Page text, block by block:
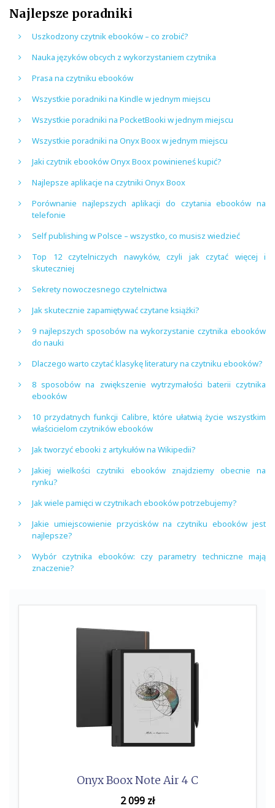
Najlepsze poradniki
Uszkodzony czytnik ebooków – co zrobić?
Nauka języków obcych z wykorzystaniem czytnika
Prasa na czytniku ebooków
Wszystkie poradniki na Kindle w jednym miejscu
Wszystkie poradniki na PocketBooki w jednym miejscu
Wszystkie poradniki na Onyx Boox w jednym miejscu
Jaki czytnik ebooków Onyx Boox powinieneś kupić?
Najlepsze aplikacje na czytniki Onyx Boox
Porównanie najlepszych aplikacji do czytania ebooków na
telefonie
Self publishing w Polsce – wszystko, co musisz wiedzieć
Top 12 czytelniczych nawyków, czyli jak czytać więcej i
skuteczniej
Sekrety nowoczesnego czytelnictwa
Jak skutecznie zapamiętywać czytane książki?
9 najlepszych sposobów na wykorzystanie czytnika ebooków
do nauki
Dlaczego warto czytać klasykę literatury na czytniku ebooków?
8 sposobów na zwiększenie wytrzymałości baterii czytnika
ebooków
10 przydatnych funkcji Calibre, które ułatwią życie wszystkim
właścicielom czytników ebooków
Jak tworzyć ebooki z artykułów na Wikipedii?
Jakiej wielkości czytniki ebooków znajdziemy obecnie na
rynku?
Jak wiele pamięci w czytnikach ebooków potrzebujemy?
Jakie umiejscowienie przycisków na czytniku ebooków jest
najlepsze?
Wybór czytnika ebooków: czy parametry techniczne mają
znaczenie?
Onyx Boox Note Air 4 C
2 099 zł